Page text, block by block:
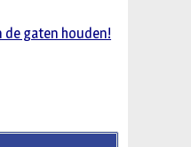
de gaten houden!